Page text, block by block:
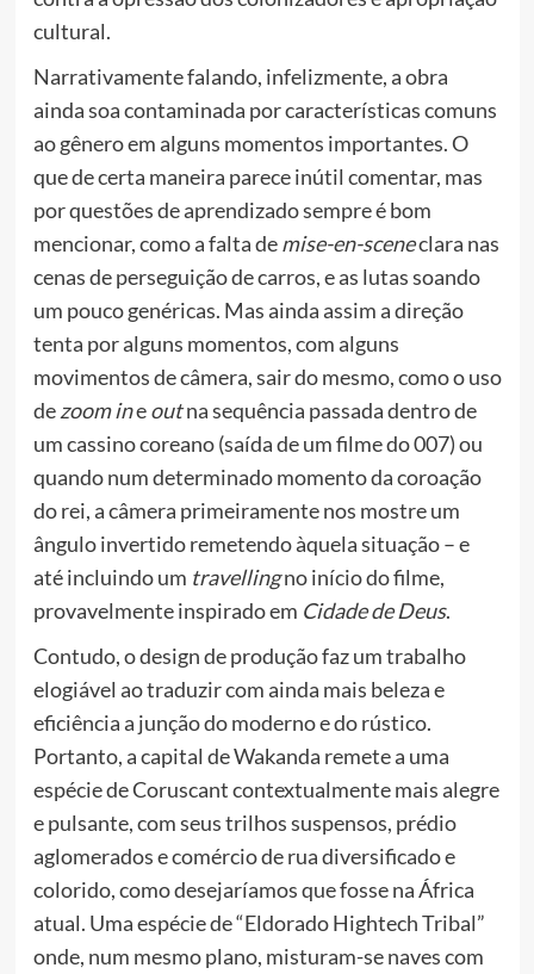
cultural.
Narrativamente falando, infelizmente, a obra
ainda soa contaminada por características comuns
ao gênero em alguns momentos importantes. O
que de certa maneira parece inútil comentar, mas
por questões de aprendizado sempre é bom
mencionar, como a falta demise-en-sceneclara nas
cenas de perseguição de carros, e as lutas soando
um pouco genéricas. Mas ainda assim a direção
tenta por alguns momentos, com alguns
movimentos de câmera, sair do mesmo, como o uso
dezoom ineoutna sequência passada dentro de
um cassino coreano (saída de um filme do 007) ou
quando num determinado momento da coroação
do rei, a câmera primeiramente nos mostre um
ângulo invertido remetendo àquela situação – e
até incluindo um travellingno início do filme,
provavelmente inspirado em Cidade de Deus.
Contudo, o design de produção faz um trabalho
elogiável ao traduzir com ainda mais beleza e
eficiência a junção do moderno e do rústico.
Portanto, a capital de Wakanda remete a uma
espécie de Coruscant contextualmente mais alegre
e pulsante, com seus trilhos suspensos, prédio
aglomerados e comércio de rua diversificado e
colorido, como desejaríamos que fosse na África
atual. Uma espécie de “Eldorado Hightech Tribal”
onde, num mesmo plano, misturam-se naves com